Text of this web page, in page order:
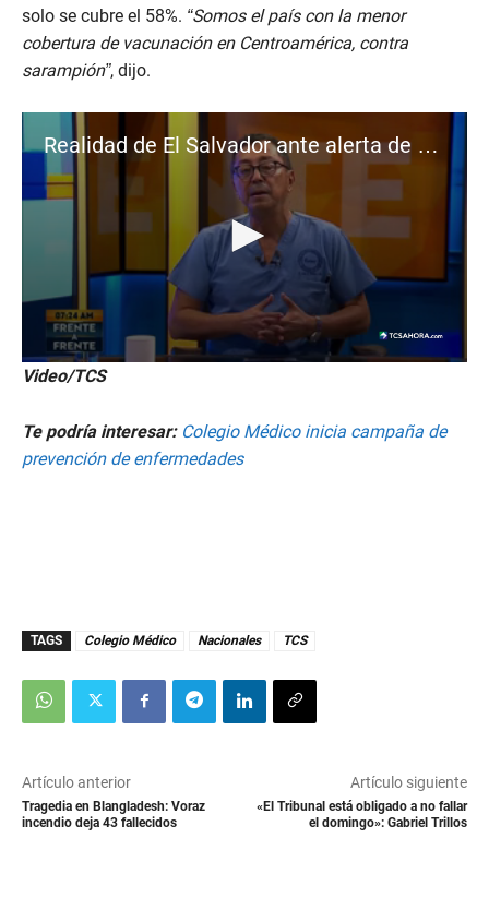
solo se cubre el 58%. “Somos el país con la menor
cobertura de vacunación en Centroamérica, contra
sarampión”, dijo.
Realidad de El Salvador ante alerta de Sarampión
0
s
c
o
n
d
t
e
,
s
n
d
s
Video/TCS
Te podría interesar: Colegio Médico inicia campaña de
prevención de enfermedades
TAGS Colegio Médico Nacionales TCS
Artículo anterior
Tragedia en Blangladesh: Voraz
incendio deja 43 fallecidos
Artículo siguiente
«El Tribunal está obligado a no fallar
el domingo»: Gabriel Trillos